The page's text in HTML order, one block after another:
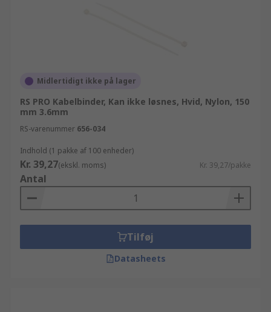
Midlertidigt ikke på lager
RS PRO Kabelbinder, Kan ikke løsnes, Hvid, Nylon, 150
mm 3.6mm
RS-varenummer 656-034
Indhold (1 pakke af 100 enheder)
Kr. 39,27(ekskl. moms) Kr. 39,27/pakke
Antal
Tilføj
Datasheets